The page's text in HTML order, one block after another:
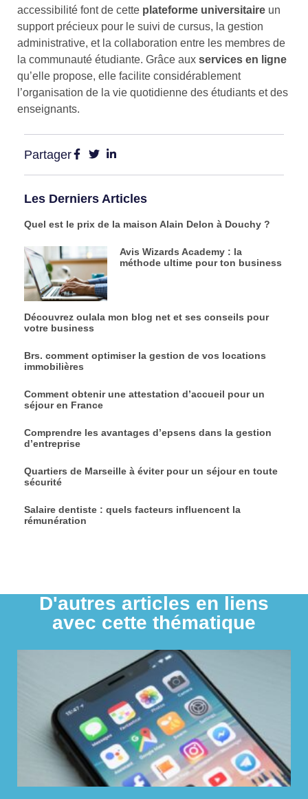
accessibilité font de cette plateforme universitaire un
support précieux pour le suivi de cursus, la gestion
administrative, et la collaboration entre les membres de
la communauté étudiante. Grâce aux services en ligne
qu’elle propose, elle facilite considérablement
l’organisation de la vie quotidienne des étudiants et des
enseignants.
Partager
Les Derniers Articles
Quel est le prix de la maison Alain Delon à Douchy ?
Avis Wizards Academy : la
méthode ultime pour ton business
Découvrez oulala mon blog net et ses conseils pour
votre business
Brs. comment optimiser la gestion de vos locations
immobilières
Comment obtenir une attestation d’accueil pour un
séjour en France
Comprendre les avantages d’epsens dans la gestion
d’entreprise
Quartiers de Marseille à éviter pour un séjour en toute
sécurité
Salaire dentiste : quels facteurs influencent la
rémunération
D'autres articles en liens
avec cette thématique